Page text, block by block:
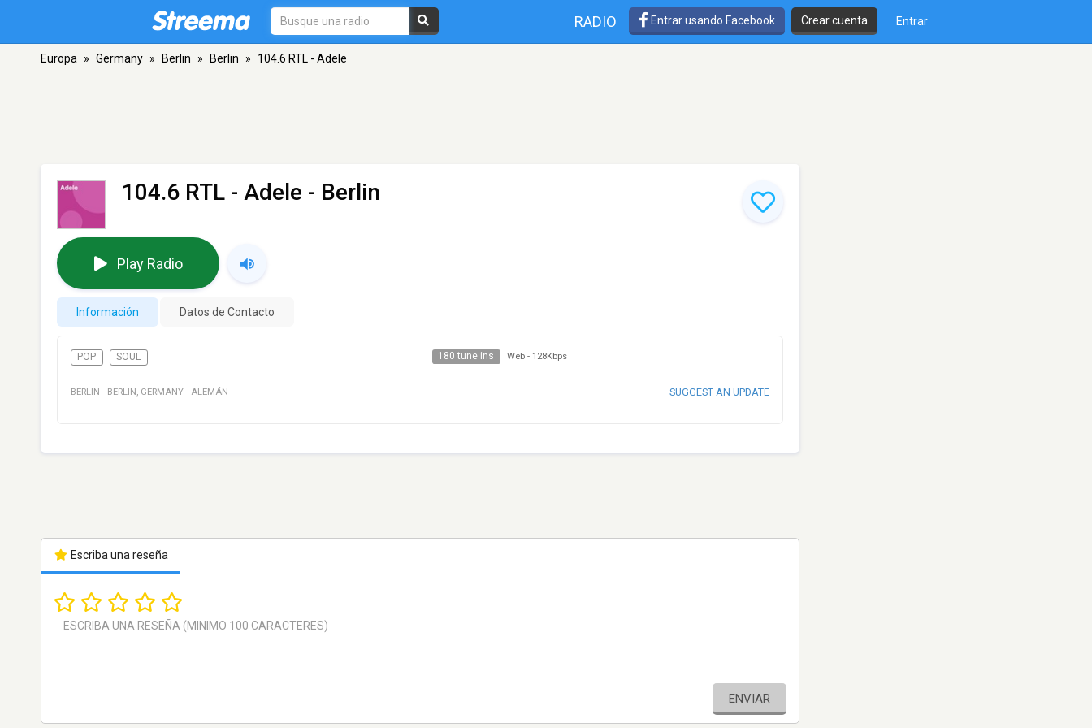
RADIO Entrar usando Facebook Crear cuenta Entrar
Europa » Germany » Berlin » Berlin » 104.6 RTL - Adele
104.6 RTL - Adele - Berlin
Play Radio
Información Datos de Contacto
POP SOUL 180 tune ins Web - 128Kbps
BERLIN · BERLIN , GERMANY · ALEMÁN SUGGEST AN UPDATE
Escriba una reseña
ENVIAR